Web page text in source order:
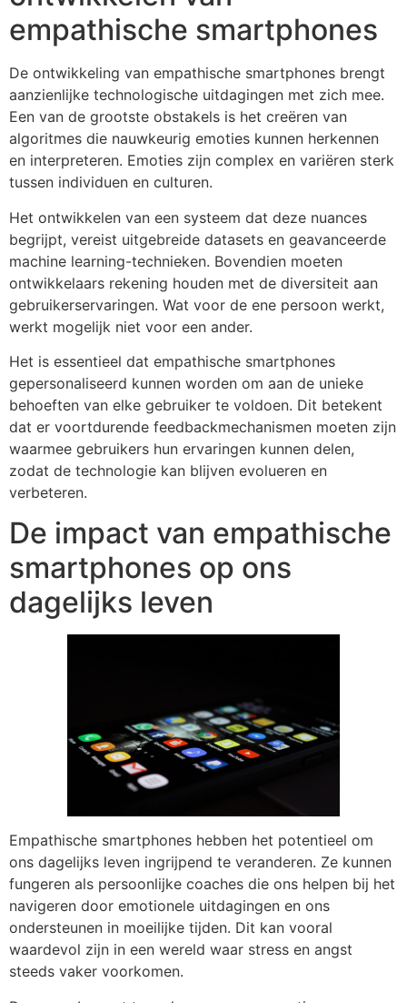
empathische smartphones
De ontwikkeling van empathische smartphones brengt
aanzienlijke technologische uitdagingen met zich mee.
Een van de grootste obstakels is het creëren van
algoritmes die nauwkeurig emoties kunnen herkennen
en interpreteren. Emoties zijn complex en variëren sterk
tussen individuen en culturen.
Het ontwikkelen van een systeem dat deze nuances
begrijpt, vereist uitgebreide datasets en geavanceerde
machine learning-technieken. Bovendien moeten
ontwikkelaars rekening houden met de diversiteit aan
gebruikerservaringen. Wat voor de ene persoon werkt,
werkt mogelijk niet voor een ander.
Het is essentieel dat empathische smartphones
gepersonaliseerd kunnen worden om aan de unieke
behoeften van elke gebruiker te voldoen. Dit betekent
dat er voortdurende feedbackmechanismen moeten zijn
waarmee gebruikers hun ervaringen kunnen delen,
zodat de technologie kan blijven evolueren en
verbeteren.
De impact van empathische
smartphones op ons
dagelijks leven
Empathische smartphones hebben het potentieel om
ons dagelijks leven ingrijpend te veranderen. Ze kunnen
fungeren als persoonlijke coaches die ons helpen bij het
navigeren door emotionele uitdagingen en ons
ondersteunen in moeilijke tijden. Dit kan vooral
waardevol zijn in een wereld waar stress en angst
steeds vaker voorkomen.